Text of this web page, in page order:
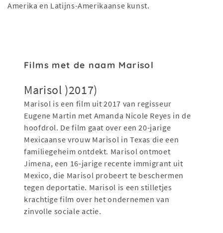
Amerika en Latijns-Amerikaanse kunst.
Films met de naam Marisol
Marisol )2017)
Marisol is een film uit 2017 van regisseur
Eugene Martin met Amanda Nicole Reyes in de
hoofdrol. De film gaat over een 20-jarige
Mexicaanse vrouw Marisol in Texas die een
familiegeheim ontdekt. Marisol ontmoet
Jimena, een 16-jarige recente immigrant uit
Mexico, die Marisol probeert te beschermen
tegen deportatie. Marisol is een stilletjes
krachtige film over het ondernemen van
zinvolle sociale actie.